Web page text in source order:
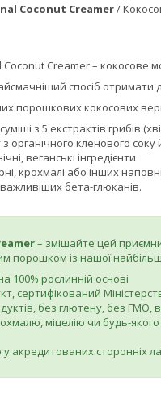
Coconut Creamer/
Creamer – кокосове
спосіб отримати
порошкових кокосових
з 5 екстрактів грибів
органічного кленового
веганські інгредієнти
крохмалі або інших
бета-глюканів.
– змішайте цей
порошком із нашої найбільш
100% рослинній основі
сертифікований
без глютену, без ГМО,
міцелію чи будь-
у акредитованих сторонніх